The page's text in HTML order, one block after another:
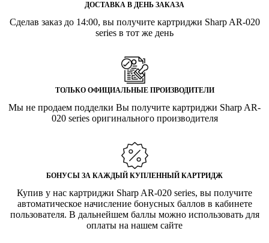
ДОСТАВКА В ДЕНЬ ЗАКАЗА
Сделав заказ до 14:00, вы получите картриджи Sharp AR-020
series в тот же день
ТОЛЬКО ОФИЦИАЛЬНЫЕ ПРОИЗВОДИТЕЛИ
Мы не продаем подделки Вы получите картриджи Sharp AR-
020 series оригинального производителя
БОНУСЫ ЗА КАЖДЫЙ КУПЛЕННЫЙ КАРТРИДЖ
Купив у нас картриджи Sharp AR-020 series, вы получите
автоматическое начисление бонусных баллов в кабинете
пользователя. В дальнейшем баллы можно использовать для
оплаты на нашем сайте